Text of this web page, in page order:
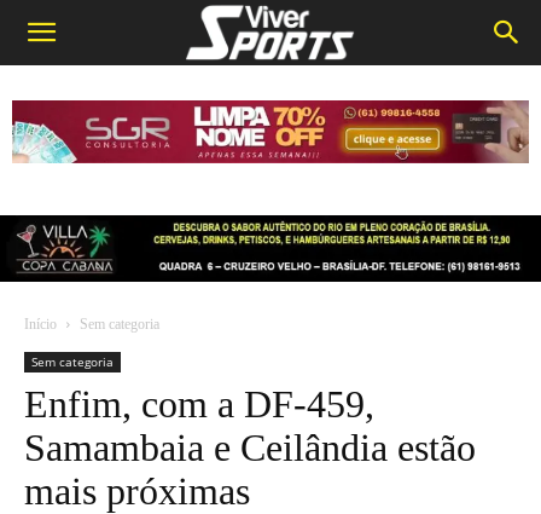
Início Sem categoria
Sem categoria
Enfim, com a DF-459,
Samambaia e Ceilândia estão
mais próximas